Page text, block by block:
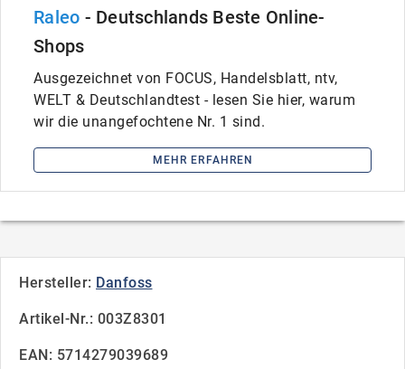
Raleo - Deutschlands Beste Online-
Shops
Ausgezeichnet von FOCUS, Handelsblatt, ntv,
WELT & Deutschlandtest - lesen Sie hier, warum
wir die unangefochtene Nr. 1 sind.
MEHR ERFAHREN
Hersteller: Danfoss
Artikel-Nr.: 003Z8301
EAN: 5714279039689